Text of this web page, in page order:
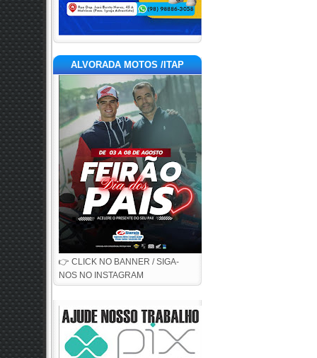
ALVORADA MOTOS /ITAP
👉 CLICK NO BANNER / SIGA-
NOS NO INSTAGRAM